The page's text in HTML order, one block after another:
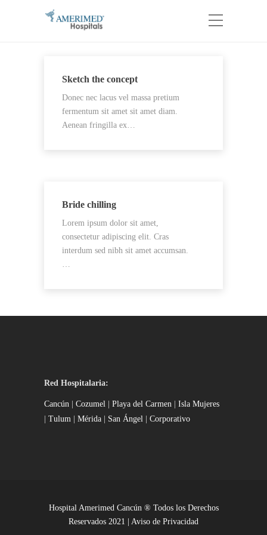
Sketch the concept
Donec nec lacus vel massa pretium
fermentum sit amet sit amet diam.
Aenean fringilla ex…
Bride chilling
Lorem ipsum dolor sit amet,
consectetur adipiscing elit. Cras
interdum sed nibh sit amet accumsan.
…
Red Hospitalaria:
Cancún Cozumel Playa del Carmen
Isla Mujeres
Tulum Mérida San Ángel Corporativo
Hospital Amerimed Cancún ® Todos los Derechos
Reservados 2021 | Aviso de Privacidad